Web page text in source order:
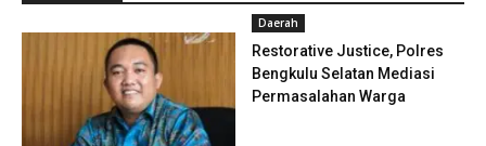
Daerah
Restorative Justice, Polres
Bengkulu Selatan Mediasi
Permasalahan Warga